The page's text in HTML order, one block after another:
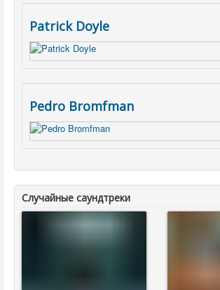
Patrick Doyle
Pedro Bromfman
Случайные саундтреки